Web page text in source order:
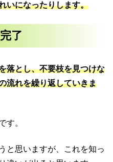
いになったりします。
了
落とし、不要枝を見つけな
流れを繰り返していきま
す。
と思いますが、これを知っ